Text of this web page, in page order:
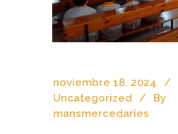
noviembre 18, 2024
Uncategorized
By
mansmercedaries